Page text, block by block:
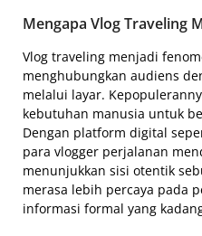
Mengapa Vlog Traveling
Vlog traveling menjadi
menghubungkan audiens
melalui layar.
kebutuhan manusia untuk
Dengan platform digital
para vlogger perjalanan
menunjukkan sisi otentik
merasa lebih percaya pada
informasi formal yang